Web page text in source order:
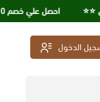
احصل علي خصم 10% عند استخدامك كود خصم KSA95
الدخول